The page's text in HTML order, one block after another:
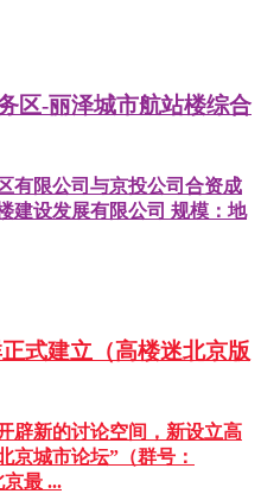
区-丽泽城市航站楼综合
有限公司与京投公司合资成
建设发展有限公司 规模：地
式建立（高楼迷北京版
辟新的讨论空间，新设立高
京城市论坛”（群号：
京最 ...